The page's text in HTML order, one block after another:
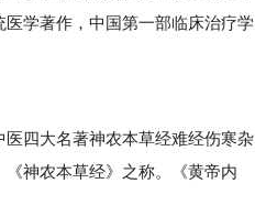
学著作，中国第一部临床治疗学
四大名著神农本草经难经伤寒杂
神农本草经》之称。《黄帝内